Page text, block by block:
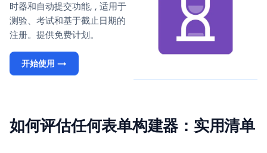
时器和自动提交功能, , 适用于
测验、考试和基于截止日期的
注册。提供免费计划。
开始使用 →
如何评估任何表单构建器：实用清单